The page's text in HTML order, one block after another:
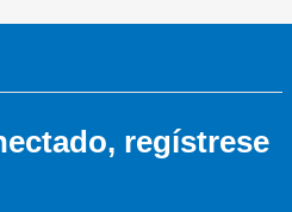
regístrese